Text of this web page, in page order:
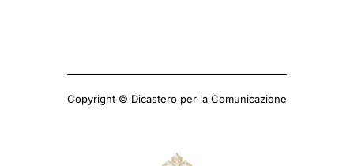
Copyright © Dicastero per la Comunicazione